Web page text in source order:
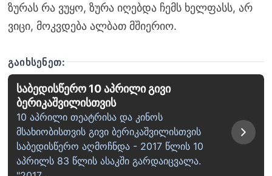
ზურას რა ვუყო, ზურა იღებდა ჩემს ხელფასს, არ
ვიცი, მოკვდება ალბათ მშიერიო.
ᲒᲐᲘᲮᲡᲔᲜᲔᲗ:
საბედისწერო 10 აპრილი გივი
ბერიკაშვილისთვის
10 აპრილი თეატრისა და კინოს
მსახიობისთვის გივი ბერიკაშვილისთვის
საბედისწერო აღმოჩნდა - 2017 წლის 10
აპრილს 83 წლის ასაკში გარდაიცვალა.